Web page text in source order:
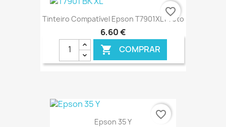
Tinteiro Compatível Epson T7901XL Preto
6,60 €
 COMPRAR
€ ONLINE
favorite_border
Epson 35 Y
favorite_border